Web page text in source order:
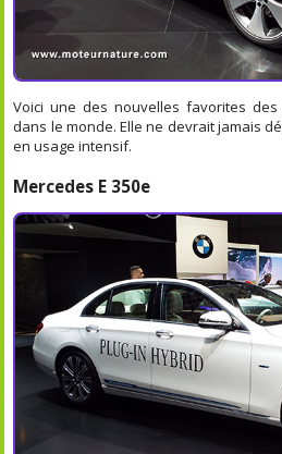
Voici une des nouvelles favorites
dans le monde. Elle ne devrait jamais
en usage intensif.
Mercedes E 350e